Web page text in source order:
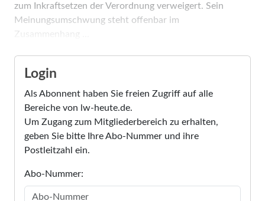
zum Inkraftsetzen der Verordnung verweigert. Sein
Meinungsumschwung steht offenbar im
Zusammenhang ...
Login
Als Abonnent haben Sie freien Zugriff auf alle
Bereiche von lw-heute.de.
Um Zugang zum Mitgliederbereich zu erhalten,
geben Sie bitte Ihre Abo-Nummer und ihre
Postleitzahl ein.
Abo-Nummer: